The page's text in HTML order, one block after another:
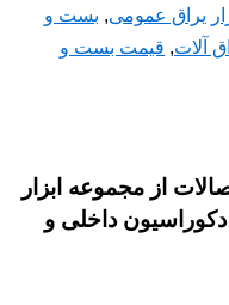
یراق عمومی, بست و
آلات, قیمت بست و
از مجموعه ابزار
داخلی و